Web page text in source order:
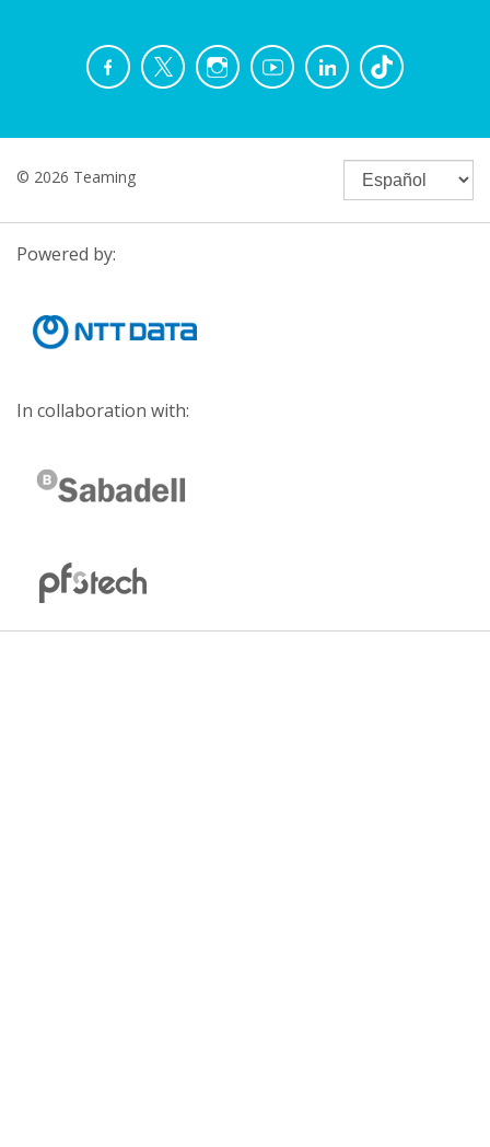
© 2026 Teaming
Powered by:
In collaboration with: